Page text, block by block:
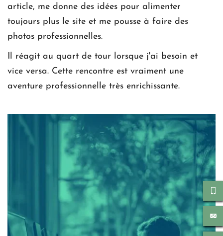
article, me donne des idées pour alimenter
toujours plus le site et me pousse à faire des
photos professionnelles.
Il réagit au quart de tour lorsque j'ai besoin et
vice versa. Cette rencontre est vraiment une
aventure professionnelle très enrichissante.